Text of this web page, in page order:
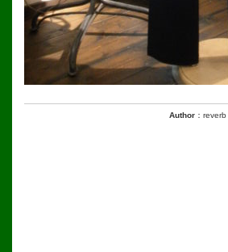
Author ：reverb